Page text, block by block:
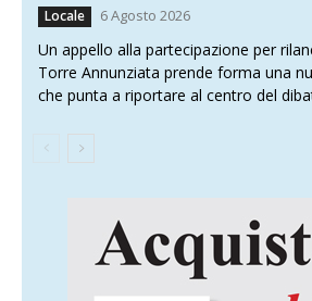
Locale 6 Agosto 2026
Un appello alla partecipazione per
Torre Annunziata prende forma una
che punta a riportare al centro del